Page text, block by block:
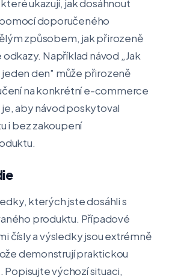
ukazují, jak dosáhnout
doporučeného
způsobem, jak přirozeně
Například návod „Jak
den" může přirozeně
na konkrétní e-commerce
aby návod poskytoval
i bez zakoupení
kterých jste dosáhli s
produktu. Případové
čísly a výsledky jsou extrémně
demonstrují praktickou
výchozí situaci,